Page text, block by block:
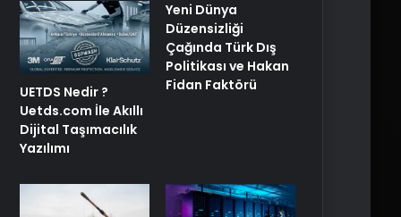
UETDS Nedir ?
Uetds.com İle Akıllı
Dijital Taşımacılık
Yazılımı
Yeni Dünya
Düzensizliği
Çağında Türk Dış
Politikası ve Hakan
Fidan Faktörü